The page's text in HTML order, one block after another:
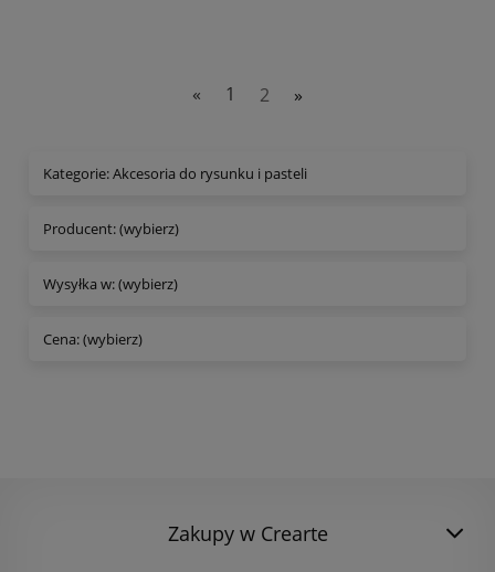
« 1 2 »
Kategorie: Akcesoria do rysunku i pasteli
Producent: (wybierz)
Wysyłka w: (wybierz)
Cena: (wybierz)
Zakupy w Crearte